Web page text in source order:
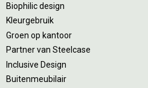
Biophilic design
Kleurgebruik
Groen op kantoor
Partner van Steelcase
Inclusive Design
Buitenmeubilair